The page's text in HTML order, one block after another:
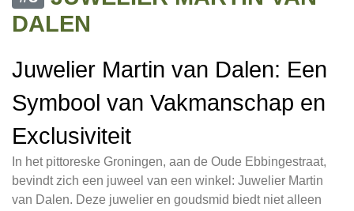
DALEN
Juwelier Martin van Dalen: Een
Symbool van Vakmanschap en
Exclusiviteit
In het pittoreske Groningen, aan de Oude Ebbingestraat,
bevindt zich een juweel van een winkel: Juwelier Martin
van Dalen. Deze juwelier en goudsmid biedt niet alleen